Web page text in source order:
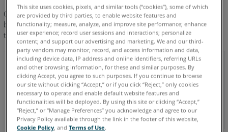
Os atalhos disponíveis estão descritos abaixo. Basta clicar no
botãoNome do arquivopara baixar ou, para navegar/baixar
toda a biblioteca de atalhos,clique aqui.
Angle 2 Cylinders.xml
This site uses cookies, pixels, and similar tools (“cookies”), some of which
are provided by third parties, to enable website features and
functionality; measure, analyze, and improve site performance; enhance
user experience; record user sessions and interactions; personalize
content; and support our advertising and marketing. We and our third-
party vendors may monitor, record, and access information and data,
including device data, IP address and online identifiers, referring URLs
and other browsing information, for these and similar purposes. By
clicking Accept, you agree to such purposes. If you continue to browse
our site without clicking “Accept,” or if you click “Reject,” only cookies
necessary to operate and enable default website features and
functionalities will be deployed. By using this site or clicking “Accept,”
“Reject,” or “Manage Preferences” you acknowledge and agree to our
Privacy Policy available through the link in the footer of this website,
Cookie Policy, andTerms of Use.